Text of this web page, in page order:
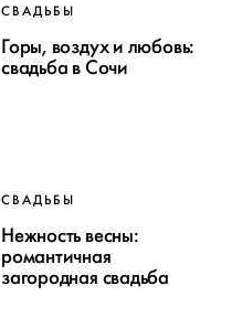
СВАДЬБЫ
Горы, воздух и любовь:
свадьба в Сочи
СВАДЬБЫ
Нежность весны:
романтичная
загородная свадьба